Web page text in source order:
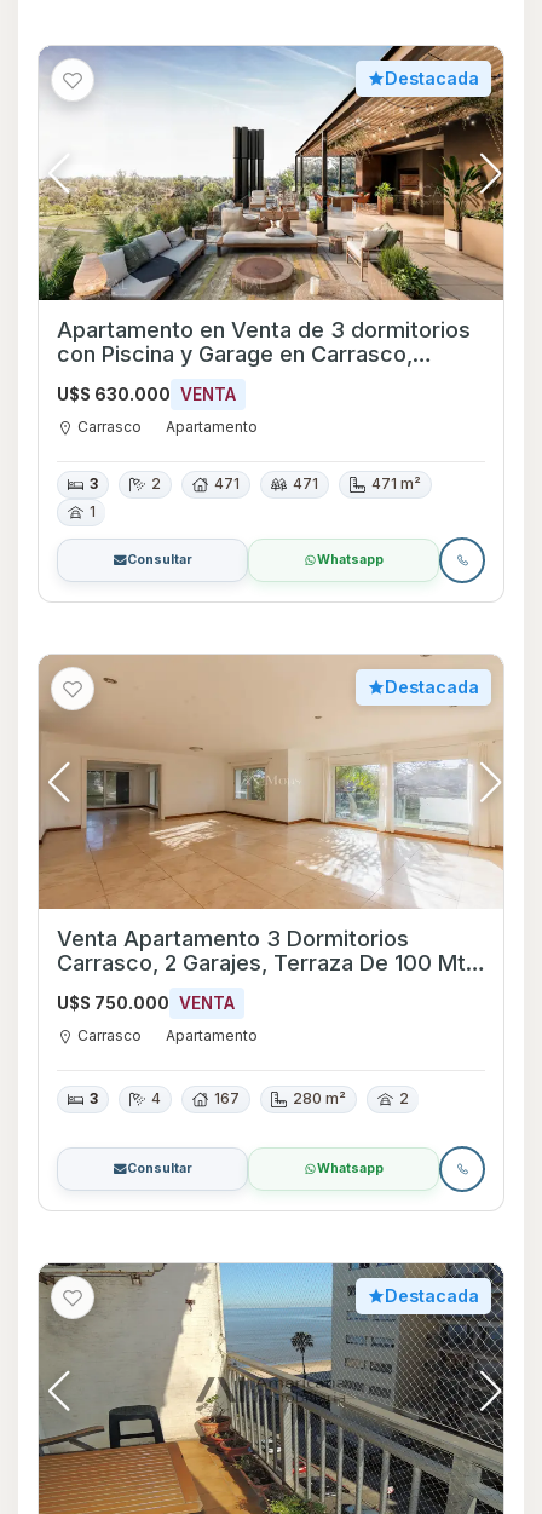
Destacada
Apartamento en Venta de 3 dormitorios
con Piscina y Garage en Carrasco,
Montevideo
U$S 630.000 VENTA
Carrasco Apartamento
3 2 471 471
471 m²
1
Consultar Whatsapp
Destacada
Venta Apartamento 3 Dormitorios
Carrasco, 2 Garajes, Terraza De 100 Mts
+ 1 Dorm De Servicio
U$S 750.000 VENTA
Carrasco Apartamento
3 4 167 280 m² 2
Consultar Whatsapp
Destacada